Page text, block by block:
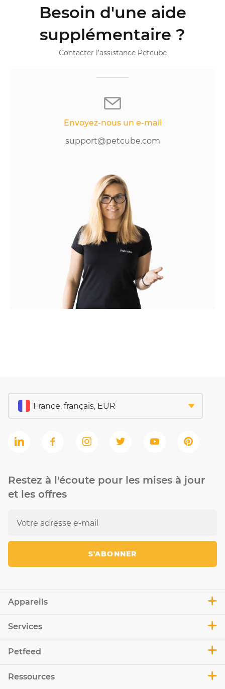
Besoin d'une aide
supplémentaire ?
Contacter l'assistance Petcube
Envoyez-nous un e-mail
support@petcube.com
Appareils
Services
Petfeed
Ressources
Restez à l'écoute pour les mises à jour
et les offres
S'ABONNER